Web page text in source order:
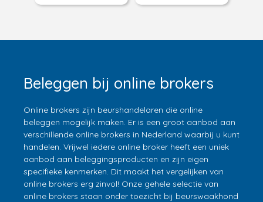
Beleggen bij online brokers
Online brokers zijn beurshandelaren die online
beleggen mogelijk maken. Er is een groot aanbod aan
verschillende online brokers in Nederland waarbij u kunt
handelen. Vrijwel iedere online broker heeft een uniek
aanbod aan beleggingsproducten en zijn eigen
specifieke kenmerken. Dit maakt het vergelijken van
online brokers erg zinvol! Onze gehele selectie van
online brokers staan onder toezicht bij beurswaakhond